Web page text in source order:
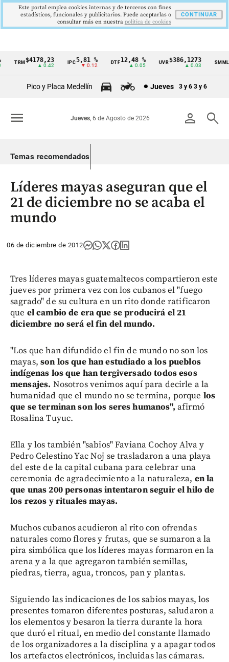
Cintillo
Colombia
TRM$4178,23
▲ 0.42
5,81 %
▼ 0.12
DTF12,48 %
▲ 0.05
UVR$386,1273
▲ 0.03
SMMLV
Pico y Placa Medellín Jueves 3 y 6 3 y 6
person search
Jueves, 6 de Agosto de 2026
menu
Temas recomendados
Líderes mayas aseguran que el
21 de diciembre no se acaba el
mundo
06 de diciembre de 2012
Tres líderes mayas guatemaltecos compartieron este
jueves por primera vez con los cubanos el "fuego
sagrado" de su cultura en un rito donde ratificaron
que el cambio de era que se producirá el 21
diciembre no será el fin del mundo.
"Los que han difundido el fin de mundo no son los
mayas,son los que han estudiado a los pueblos
indígenas los que han tergiversado todos esos
mensajes. Nosotros venimos aquí para decirle a la
humanidad que el mundo no se termina, porque los
que se terminan son los seres humanos", afirmó
Rosalina Tuyuc.
Ella y los también "sabios" Faviana Cochoy Alva y
Pedro Celestino Yac Noj se trasladaron a una playa
del este de la capital cubana para celebrar una
ceremonia de agradecimiento a la naturaleza, en la
que unas 200 personas intentaron seguir el hilo de
los rezos y rituales mayas.
Muchos cubanos acudieron al rito con ofrendas
naturales como flores y frutas, que se sumaron a la
pira simbólica que los líderes mayas formaron en la
arena y a la que agregaron también semillas,
piedras, tierra, agua, troncos, pan y plantas.
Siguiendo las indicaciones de los sabios mayas, los
presentes tomaron diferentes posturas, saludaron a
los elementos y besaron la tierra durante la hora
que duró el ritual, en medio del constante llamado
de los organizadores a la disciplina y a apagar todos
los artefactos electrónicos, incluidas las cámaras.
Este portal emplea cookies internas y de terceros con fines
estadísticos, funcionales y publicitarios. Puede aceptarlas o
consultar más en nuestra politica de cookies
CONTINUAR